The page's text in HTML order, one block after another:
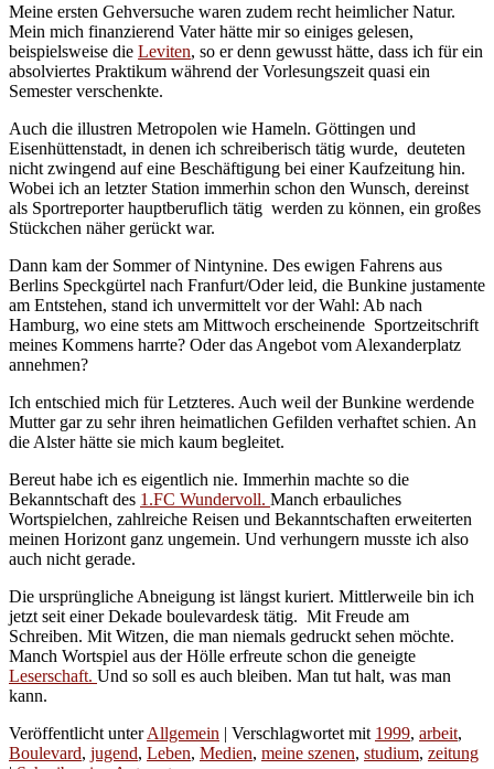
Meine ersten Gehversuche waren zudem recht heimlicher Natur.
Mein mich finanzierend Vater hätte mir so einiges gelesen,
beispielsweise die Leviten, so er denn gewusst hätte, dass ich für ein
absolviertes Praktikum während der Vorlesungszeit quasi ein
Semester verschenkte.
Auch die illustren Metropolen wie Hameln. Göttingen und
Eisenhüttenstadt, in denen ich schreiberisch tätig wurde, deuteten
nicht zwingend auf eine Beschäftigung bei einer Kaufzeitung hin.
Wobei ich an letzter Station immerhin schon den Wunsch, dereinst
als Sportreporter hauptberuflich tätig werden zu können, ein großes
Stückchen näher gerückt war.
Dann kam der Sommer of Nintynine. Des ewigen Fahrens aus
Berlins Speckgürtel nach Franfurt/Oder leid, die Bunkine justamente
am Entstehen, stand ich unvermittelt vor der Wahl: Ab nach
Hamburg, wo eine stets am Mittwoch erscheinende Sportzeitschrift
meines Kommens harrte? Oder das Angebot vom Alexanderplatz
annehmen?
Ich entschied mich für Letzteres. Auch weil der Bunkine werdende
Mutter gar zu sehr ihren heimatlichen Gefilden verhaftet schien. An
die Alster hätte sie mich kaum begleitet.
Bereut habe ich es eigentlich nie. Immerhin machte so die
Bekanntschaft des 1.FC Wundervoll. Manch erbauliches
Wortspielchen, zahlreiche Reisen und Bekanntschaften erweiterten
meinen Horizont ganz ungemein. Und verhungern musste ich also
auch nicht gerade.
Die ursprüngliche Abneigung ist längst kuriert. Mittlerweile bin ich
jetzt seit einer Dekade boulevardesk tätig. Mit Freude am
Schreiben. Mit Witzen, die man niemals gedruckt sehen möchte.
Manch Wortspiel aus der Hölle erfreute schon die geneigte
Leserschaft. Und so soll es auch bleiben. Man tut halt, was man
kann.
Veröffentlicht unter Allgemein | Verschlagwortet mit 1999, arbeit,
Boulevard, jugend, Leben, Medien, meine szenen, studium, zeitung